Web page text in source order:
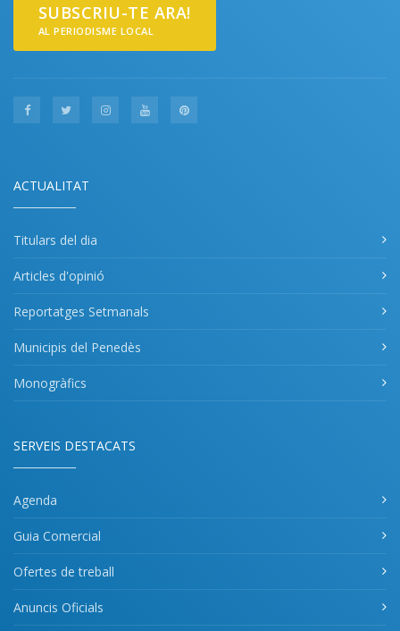
SUBSCRIU-TE ARA!
AL PERIODISME LOCAL
ACTUALITAT
Titulars del dia
Articles d'opinió
Reportatges Setmanals
Municipis del Penedès
Monogràfics
SERVEIS DESTACATS
Agenda
Guia Comercial
Ofertes de treball
Anuncis Oficials